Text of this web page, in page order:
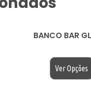
BANCO BAR
Ver Opções